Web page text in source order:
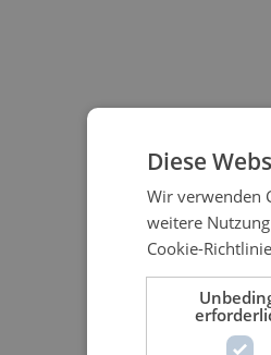
Diese
Wir verwenden
weitere
Cookie-